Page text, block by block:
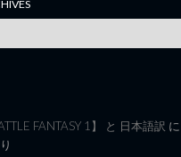
FANTASY 1】 と 日本語訳 に